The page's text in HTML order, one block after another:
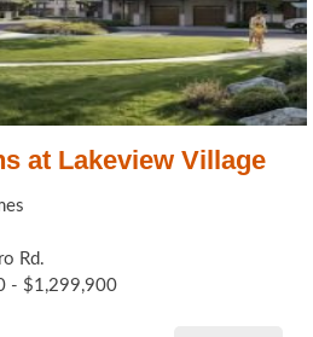
at Lakeview Village
Rd.
- $1,299,900